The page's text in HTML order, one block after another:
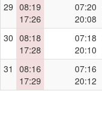
29 08:19
17:26
07:20
20:08
30 08:18
17:28
07:18
20:10
31
08:16
17:29
07:16
20:12